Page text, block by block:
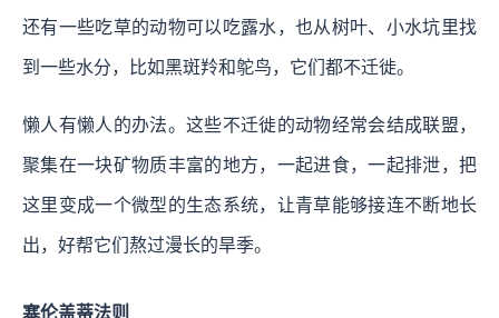
还有一些吃草的动物可以吃露水，也从树叶、小水坑里找
到一些水分，比如黑斑羚和鸵鸟，它们都不迁徙。
懒人有懒人的办法。这些不迁徙的动物经常会结成联盟，
聚集在一块矿物质丰富的地方，一起进食，一起排泄，把
这里变成一个微型的生态系统，让青草能够接连不断地长
出，好帮它们熬过漫长的旱季。
塞伦盖蒂法则